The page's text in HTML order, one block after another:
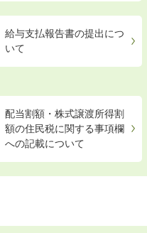
給与支払報告書の提出につ
いて
配当割額・株式譲渡所得割
額の住民税に関する事項欄
への記載について